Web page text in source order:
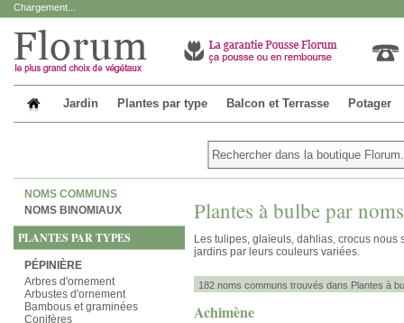
Chargement...
Jardin Plantes par type Balcon et Terrasse Potager
NOMS COMMUNS
NOMS BINOMIAUX
PLANTES PAR TYPES
PÉPINIÈRE
Arbres d'ornement
Arbustes d'ornement
Bambous et graminées
Conifères
Plantes à bulbe par
Les tulipes, glaïeuls, dahlias, crocus
jardins par leurs couleurs variées.
182 noms communs trouvés dans Plantes à
Achimène